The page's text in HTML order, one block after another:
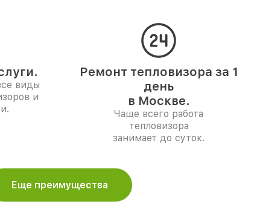
виды
и
Ремонт тепловизора за 1
день
в Москве.
Чаще всего работа
тепловизора
занимает до суток.
Еще преимущества